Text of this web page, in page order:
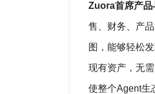
Zuora首席产
售、财务、产
图，能够轻松
现有资产，无
使整个Agent生